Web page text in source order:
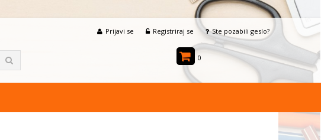
Prijavi se Registriraj se Ste pozabili geslo?
0